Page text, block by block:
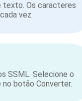
texto. Os caracteres
vez.
SSML. Selecione o
no botão Converter.